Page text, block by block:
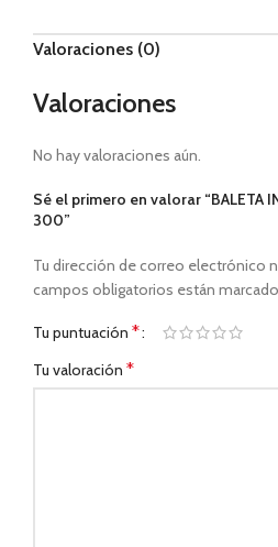
Valoraciones (0)
Valoraciones
No hay valoraciones aún.
Sé el primero en valorar “BALETA
300”
Tu dirección de correo electrónico
campos obligatorios están
Tu puntuación *
Tu valoración *